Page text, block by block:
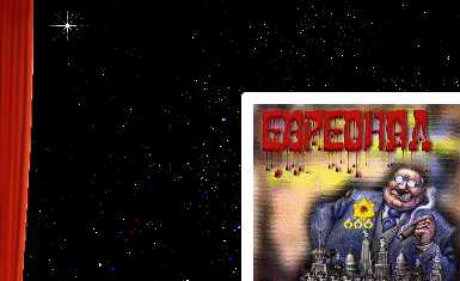
[phpBB Debug] PHP Warning : in file [ROOT]/phpbb/db/driver/mysqli.php
[phpBB Debug] PHP Warning
[ROOT]/phpbb/db/driver/mysqli.php
[phpBB Debug] PHP Warning
: in file [ROOT]/phpbb/db/driver/mysqli.php
[phpBB Debug] PHP Warning
: in file [ROOT]/phpbb/db/driver/mysqli.php on line
[phpBB Debug] PHP Warning
[ROOT]/phpbb/db/driver/mysqli.php on line
[phpBB Debug] PHP Warning
[ROOT]/phpbb/db/driver/mysqli.php on line